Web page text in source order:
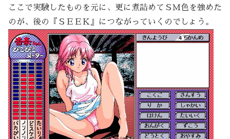
ここで実験したものを元に、更に煮詰めてＳＭ色を強めた
のが、後の『ＳＥＥＫ』につながっていくのでしょう。